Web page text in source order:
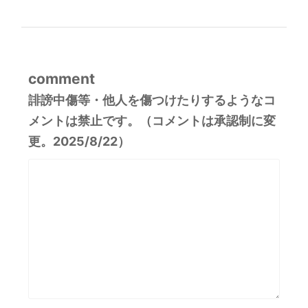
comment
誹謗中傷等・他人を傷つけたりするようなコ
メントは禁止です。（コメントは承認制に変
更。2025/8/22）